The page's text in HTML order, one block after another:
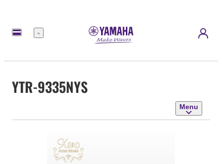
Menu
YTR-9335NYS
Menu